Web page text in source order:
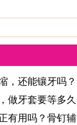
，还能镶牙吗？
做牙套要等多久
有用吗？骨钉辅